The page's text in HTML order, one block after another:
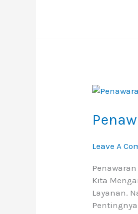
Leave A
Kita
Layanan.
Penawaran
Penguat
Sinyal
4G